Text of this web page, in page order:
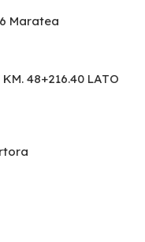
Maratea
48+216.40 LATO